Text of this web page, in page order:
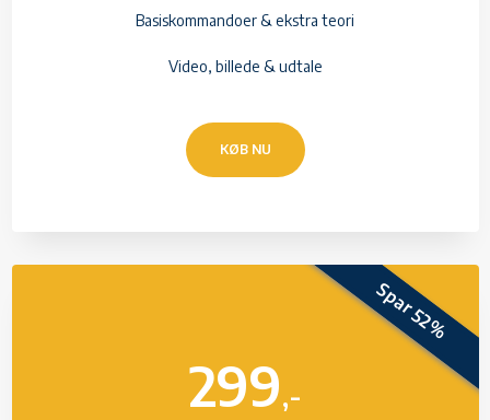
Basiskommandoer & ekstra teori
Video, billede & udtale
KØB NU
Spar 52%
299,-